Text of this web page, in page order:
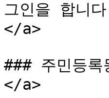
그인을 합
</a>
### 주민등
</a>